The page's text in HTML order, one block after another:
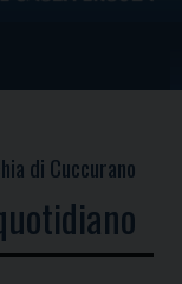
di Cuccurano